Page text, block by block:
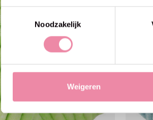
Noodzakelijk
Weigeren